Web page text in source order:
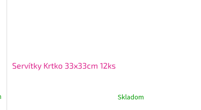
Servítky Krtko 33x33cm 12ks
Skladom